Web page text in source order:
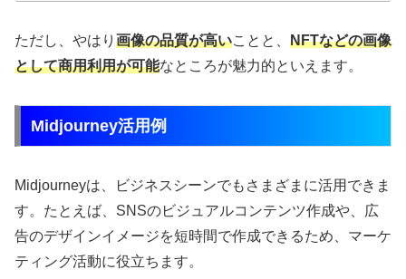
ただし、やはり 画像の品質が高いことと、 NFTなどの画像
として商用利用が可能なところが魅力的といえます。
Midjourney活用例
Midjourneyは、ビジネスシーンでもさまざまに活用できま
す。たとえば、SNSのビジュアルコンテンツ作成や、広
告のデザインイメージを短時間で作成できるため、マーケ
ティング活動に役立ちます。